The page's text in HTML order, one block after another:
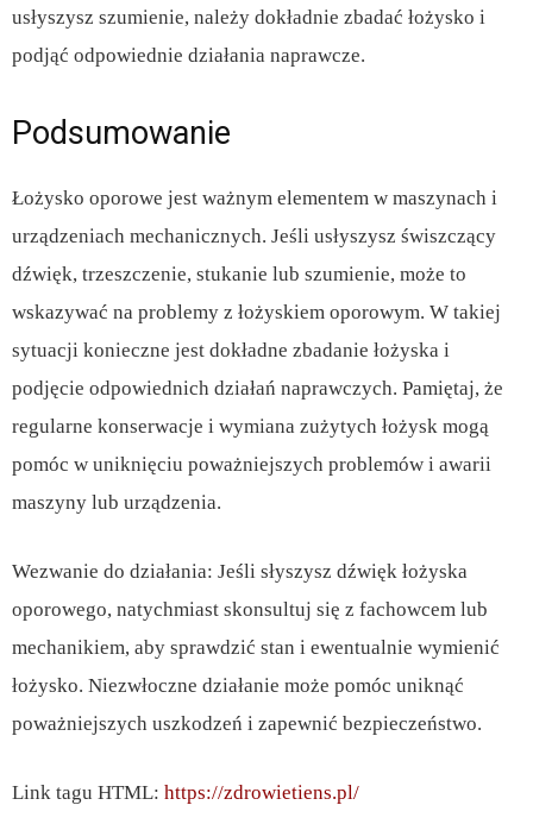
usłyszysz szumienie, należy dokładnie zbadać łożysko i
podjąć odpowiednie działania naprawcze.
Podsumowanie
Łożysko oporowe jest ważnym elementem w maszynach i
urządzeniach mechanicznych. Jeśli usłyszysz świszczący
dźwięk, trzeszczenie, stukanie lub szumienie, może to
wskazywać na problemy z łożyskiem oporowym. W takiej
sytuacji konieczne jest dokładne zbadanie łożyska i
podjęcie odpowiednich działań naprawczych. Pamiętaj, że
regularne konserwacje i wymiana zużytych łożysk mogą
pomóc w uniknięciu poważniejszych problemów i awarii
maszyny lub urządzenia.
Wezwanie do działania: Jeśli słyszysz dźwięk łożyska
oporowego, natychmiast skonsultuj się z fachowcem lub
mechanikiem, aby sprawdzić stan i ewentualnie wymienić
łożysko. Niezwłoczne działanie może pomóc uniknąć
poważniejszych uszkodzeń i zapewnić bezpieczeństwo.
Link tagu HTML: https://zdrowietiens.pl/